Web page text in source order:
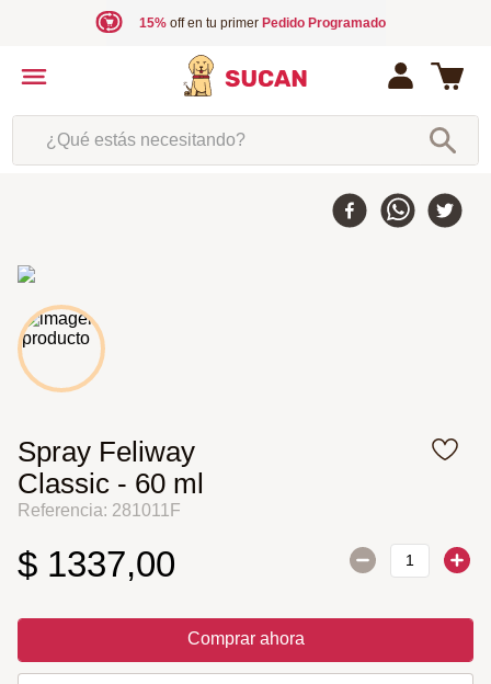
15%off en tu primer Pedido Programado
¿Qué estás necesitando?
Spray Feliway
Classic - 60 ml
Referencia: 281011F
$ 1337,00
Comprar ahora